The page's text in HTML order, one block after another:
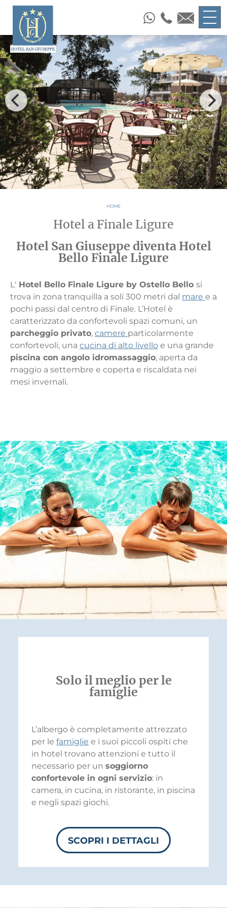
HOME
Hotel a Finale Ligure
Hotel San Giuseppe diventa Hotel
Bello Finale Ligure
L' Hotel Bello Finale Ligure by Ostello Bello si
trova in zona tranquilla a soli 300 metri dal mare e a
pochi passi dal centro di Finale. L’Hotel è
caratterizzato da confortevoli spazi comuni, un
parcheggio privato, camere particolarmente
confortevoli, una cucina di alto livello e una grande
piscina con angolo idromassaggio, aperta da
maggio a settembre e coperta e riscaldata nei
mesi invernali.
Solo il meglio per le
famiglie
L’albergo è completamente attrezzato
per lefamiglie e i suoi piccoli ospiti che
in hotel trovano attenzioni e tutto il
necessario per unsoggiorno
confortevole in ogni servizio: in
camera, in cucina, in ristorante, in piscina
e negli spazi giochi.
SCOPRI I DETTAGLI